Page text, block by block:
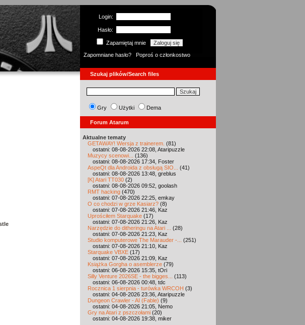
Login:
Hasło:
Zapamiętaj mnie
Zapomniane hasło?
Poproś o członkostwo
Szukaj plików/Search files
Gry Użytki Dema
Forum Atarum
Aktualne tematy
GETAWAY! Wersja z trainerem. (81)
ostatni: 08-08-2026 22:08, Ataripuzzle
Muzycy scenowi...
(136)
ostatni: 08-08-2026 17:34, Foster
AspeQt dla Androida z obsługą SIO...
(41)
ostatni: 08-08-2026 13:48, greblus
[K] Atari TT030 (2)
ostatni: 08-08-2026 09:52, goolash
RMT hacking (470)
ostatni: 07-08-2026 22:25, emkay
O co chodzi w grze Kasiarz? (8)
ostatni: 07-08-2026 21:46, Kaz
Uprościłem Starquake (17)
ostatni: 07-08-2026 21:26, Kaz
Narzędzie do ditheringu na Atari ...
(28)
ostatni: 07-08-2026 21:23, Kaz
Studio komputerowe The Marauder -...
(251)
ostatni: 07-08-2026 21:10, Kaz
Starquake VBXE (17)
ostatni: 07-08-2026 21:09, Kaz
Książka Gorgha o asemblerze (79)
ostatni: 06-08-2026 15:35, tOri
Silly Venture 2026SE - the bigges...
(113)
ostatni: 06-08-2026 00:48, tdc
Rocznica 1 sierpnia - turówka WRCOH (3)
ostatni: 04-08-2026 23:36, Ataripuzzle
Dungeon Crawler - AI (Fable) (9)
ostatni: 04-08-2026 21:05, Nemo
Gry na Atari z pszczołami (20)
ostatni: 04-08-2026 19:38, miker